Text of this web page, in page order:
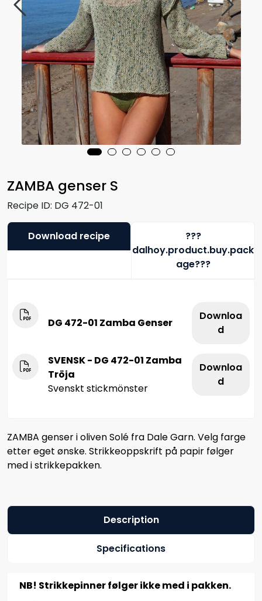
ZAMBA genser S
Recipe ID: DG 472-01
Download recipe
???
dalhoy.product.buy.pack
age???
DG 472-01 Zamba Genser
Downloa
d
SVENSK - DG 472-01 Zamba
Tröja
Svenskt stickmönster
Downloa
d
ZAMBA genser i oliven Solé fra Dale Garn. Velg farge
etter eget ønske. Strikkeoppskrift på papir følger
med i strikkepakken.
Description
Specifications
NB! Strikkepinner følger ikke med i pakken.